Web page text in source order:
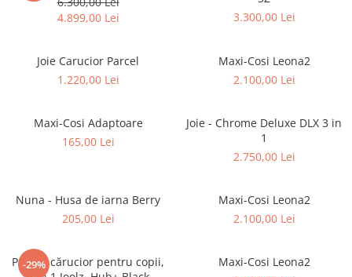
4.899,00 Lei
3.300,00 Lei
Joie Carucior Parcel
1.220,00 Lei
Maxi-Cosi Leona2
2.100,00 Lei
Maxi-Cosi Adaptoare
165,00 Lei
Joie - Chrome Deluxe DLX 3 in
1
2.750,00 Lei
Nuna - Husa de iarna Berry
205,00 Lei
Maxi-Cosi Leona2
2.100,00 Lei
-29%
Pachet cărucior pentru copii,
Maxi-Cosi Leona2